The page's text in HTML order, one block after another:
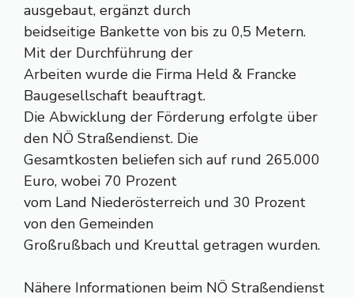
ausgebaut, ergänzt durch
beidseitige Bankette von bis zu 0,5 Metern.
Mit der Durchführung der
Arbeiten wurde die Firma Held & Francke
Baugesellschaft beauftragt.
Die Abwicklung der Förderung erfolgte über
den NÖ Straßendienst. Die
Gesamtkosten beliefen sich auf rund 265.000
Euro, wobei 70 Prozent
vom Land Niederösterreich und 30 Prozent
von den Gemeinden
Großrußbach und Kreuttal getragen wurden.
Nähere Informationen beim NÖ Straßendienst